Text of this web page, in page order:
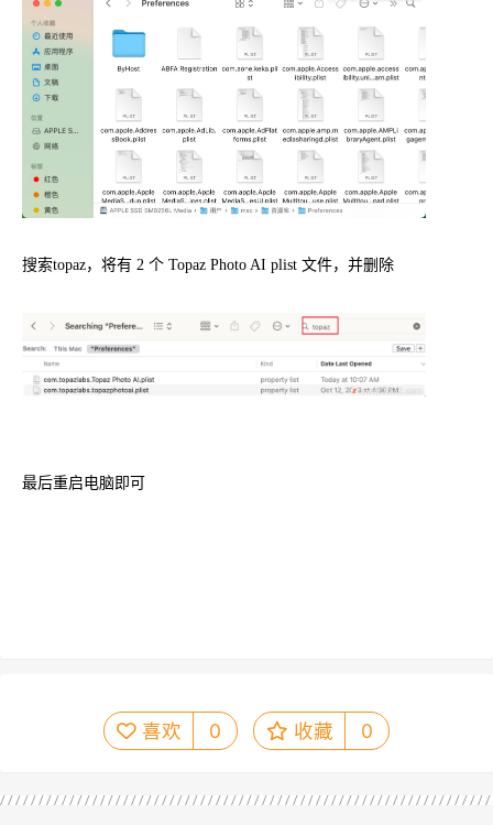
搜索topaz，将有 2 个 Topaz Photo AI plist 文件，并删除
最后重启电脑即可
喜欢 0 收藏 0